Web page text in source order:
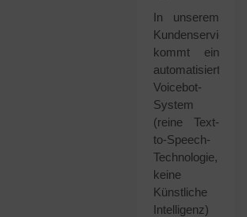
In unserem
Kundenservice
kommt ein
automatisiertes
Voicebot-
System
(reine Text-
to-Speech-
Technologie,
keine
Künstliche
Intelligenz)